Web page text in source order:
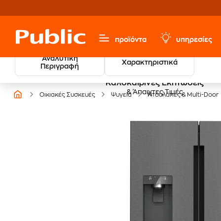
προϊόντα υπηρεσίες
Αναλυτική
Περιγραφή
Χαρακτηριστικά
Καλοκαιρινές Εκπτώσεις
& Άπαιχτες Τιμές
Οικιακές Συσκευές Ψυγεία Ντουλάπες & Multi-Door